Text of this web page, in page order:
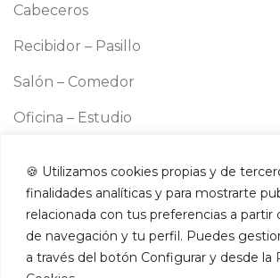
🍪 Utilizamos cookies propias y de
finalidades analíticas y para mostrarte
relacionada con tus preferencias a partir
de navegación y tu perfil. Puedes
a través del botón Configurar y desde la
Cabeceros
Recibidor – Pasillo
Salón – Comedor
Oficina – Estudio
Información
Aviso legal
Política de cookies
Política de privacidad